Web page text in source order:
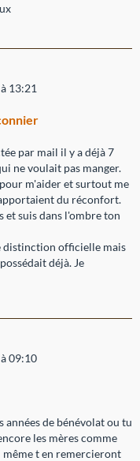
13:21
par mail il y a déjà 7
ne voulait pas manger.
m'aider et surtout me
du réconfort.
et suis dans l'ombre ton
distinction officielle mais
déjà. Je
09:10
de bénévolat ou tu
les mères comme
même t en remercieront